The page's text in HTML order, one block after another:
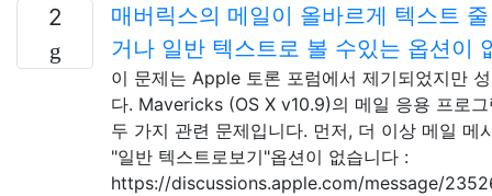
2
매버릭스의 메일이 올바르게 텍스트
거나 일반 텍스트로 볼 수있는 옵션이
이 문제는 Apple 토론 포럼에서 제기되었지만
다. Mavericks (OS X v10.9)의 메일 응용 프로
두 가지 관련 문제입니다. 먼저, 더 이상 메일 메
"일반 텍스트로보기"옵션이 없습니다 :
https://discussions.apple.com/message/